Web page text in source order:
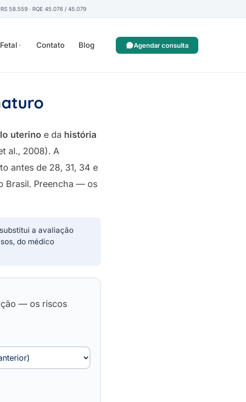
58.559 · RQE 45.076 / 45.079
Contato Blog Agendar consulta
uterino e da história
al., 2008). A
antes de 28, 31, 34 e
Brasil. Preencha — os
a avaliação
do médico
— os riscos